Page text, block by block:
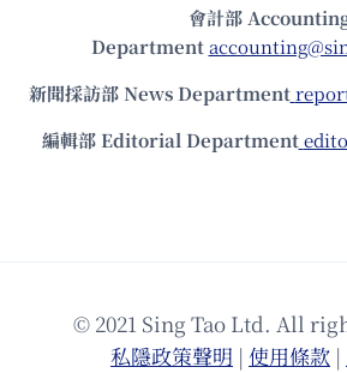
會計部
Department
新聞採訪部 News Department
編輯部 Editorial Department
© 2021 Sing Tao Ltd. All
私隱政策聲明 | 使⽤條款 |